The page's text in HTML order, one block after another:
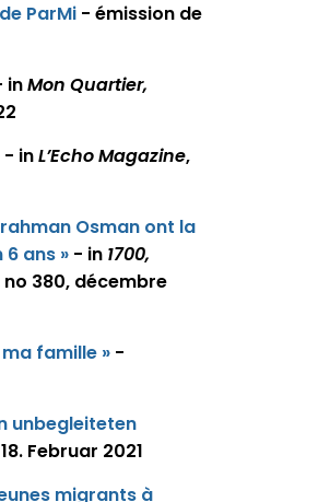
ParMi - émission de
inMon Quartier,
- inL’Echo Magazine,
Osman ont la
ans » - in 1700,
no 380, décembre
famille » -
unbegleiteten
Februar 2021
migrants à